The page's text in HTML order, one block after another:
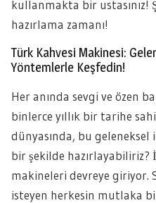
kullanmakta bir ustasınız!
hazırlama zamanı!
Türk Kahvesi Makinesi:
Yöntemlerle Keşfedin!
Her anında sevgi ve özen
binlerce yıllık bir tarihe
dünyasında, bu geleneksel
bir şekilde
makineleri devreye giriyor.
isteyen herkesin mutlaka